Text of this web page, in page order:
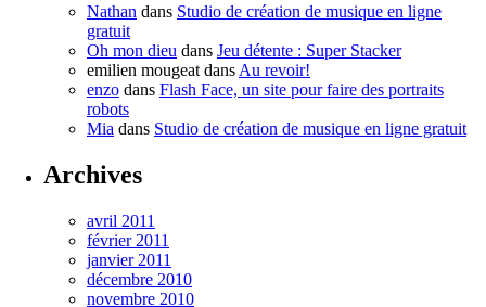
Nathan dans Studio de création de musique en ligne
gratuit
Oh mon dieu dans Jeu détente : Super Stacker
emilien mougeat dans Au revoir!
enzo dans Flash Face, un site pour faire des portraits
robots
Mia dans Studio de création de musique en ligne gratuit
Archives
avril 2011
février 2011
janvier 2011
décembre 2010
novembre 2010